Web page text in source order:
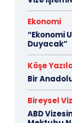
Ekonomi
“Ekonomi
Duyacak”
Köşe
Bir
Bireysel
ABD